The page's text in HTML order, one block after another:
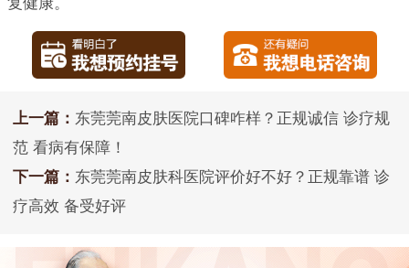
上一篇： 东莞莞南皮肤医院口碑咋样？正规诚信 诊疗规
范 看病有保障！
下一篇： 东莞莞南皮肤科医院评价好不好？正规靠谱 诊
疗高效 备受好评